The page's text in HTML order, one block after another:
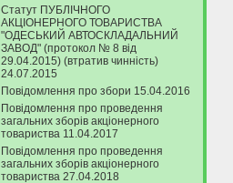
Статут ПУБЛІЧНОГО
АКЦІОНЕРНОГО ТОВАРИСТВА
"ОДЕСЬКИЙ АВТОСКЛАДАЛЬНИЙ
ЗАВОД" (протокол № 8 від
29.04.2015) (втратив чинність)
24.07.2015
Повідомлення про збори 15.04.2016
Повідомлення про проведення
загальних зборів акціонерного
товариства 11.04.2017
Повідомлення про проведення
загальних зборів акціонерного
товариства 27.04.2018